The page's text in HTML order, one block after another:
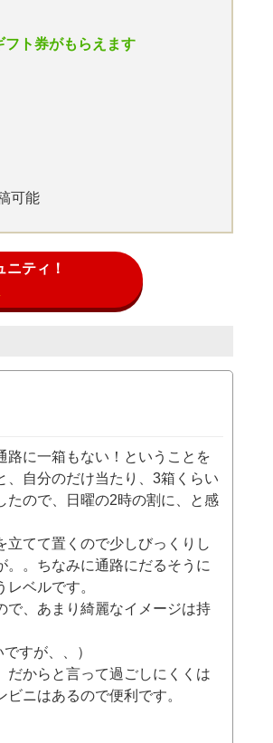
ト券がもらえます
可能
ニティ！
路に一箱もない！ということを
、自分のだけ当たり、3箱くらい
たので、日曜の2時の割に、と感
てて置くので少しびっくりし
。。ちなみに通路にだるそうに
ベルです。
で、あまり綺麗なイメージは持
すが、、）
だからと言って過ごしにくくは
ニはあるので便利です。